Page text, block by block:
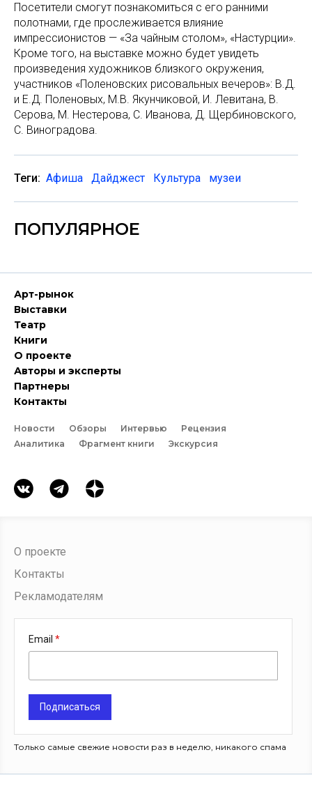
Посетители смогут познакомиться с его ранними
полотнами, где прослеживается влияние
импрессионистов — «За чайным столом», «Настурции».
Кроме того, на выставке можно будет увидеть
произведения художников близкого окружения,
участников «Поленовских рисовальных вечеров»: В.Д.
и Е.Д. Поленовых, М.В. Якунчиковой, И. Левитана, В.
Серова, М. Нестерова, С. Иванова, Д. Щербиновского,
С. Виноградова.
Теги: Афиша Дайджест Культура музеи
ПОПУЛЯРНОЕ
Арт-рынок
Выставки
Театр
Книги
О проекте
Авторы и эксперты
Партнеры
Контакты
Новости Обзоры Интервью
Рецензия
Аналитика
Фрагмент книги Экскурсия
О проекте
Контакты
Рекламодателям
Email
Подписаться
Только самые свежие новости раз в неделю, никакого спама